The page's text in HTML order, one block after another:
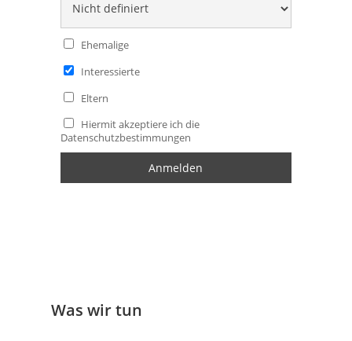
Ehemalige
Interessierte
Eltern
Hiermit akzeptiere ich die
Datenschutzbestimmungen
Was wir tun